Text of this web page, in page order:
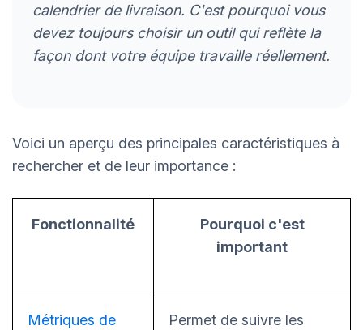
calendrier de livraison. C'est pourquoi vous
devez toujours choisir un outil qui reflète la
façon dont votre équipe travaille réellement.
Voici un aperçu des principales caractéristiques à
rechercher et de leur importance :
Fonctionnalité
Pourquoi c'est
important
Métriques de
Permet de suivre les